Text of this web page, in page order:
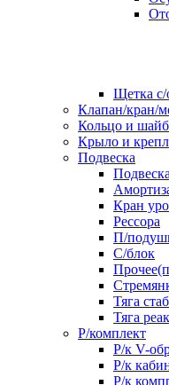
Щетка с/
Клапан/кран/
Кольцо и
Крыло и
Подвеска
Кран
Рессора
П/
С/блок
Тяга
Тяга
Р/комплект
Р/к V-
Р/к
Р/к